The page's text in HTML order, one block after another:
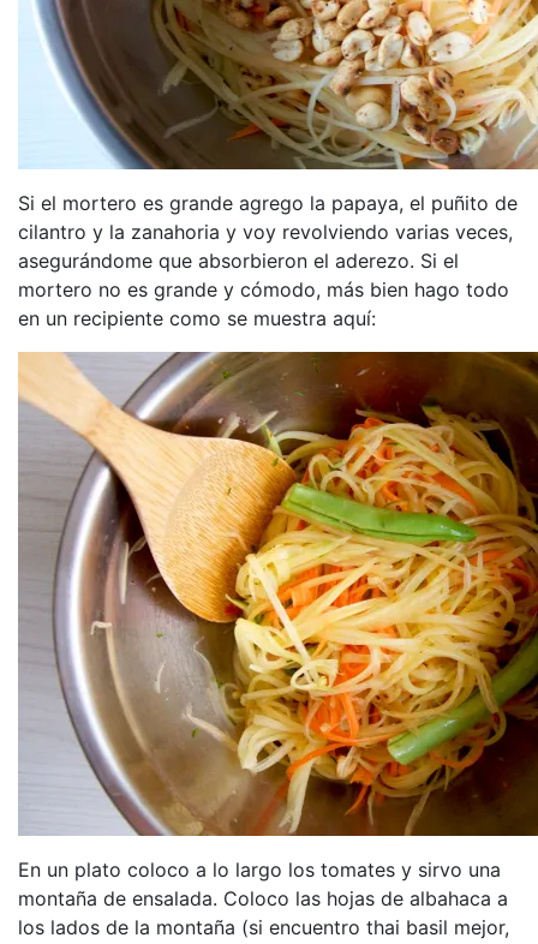
Si el mortero es grande agrego la papaya, el puñito de
cilantro y la zanahoria y voy revolviendo varias veces,
asegurándome que absorbieron el aderezo. Si el
mortero no es grande y cómodo, más bien hago todo
en un recipiente como se muestra aquí:
En un plato coloco a lo largo los tomates y sirvo una
montaña de ensalada. Coloco las hojas de albahaca a
los lados de la montaña (si encuentro thai basil mejor,